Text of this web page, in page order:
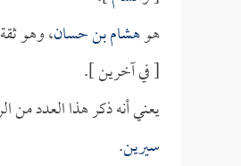
هوهشام بن حسان، وهو
[ في آخرين ].
يعني أنه ذكر هذا العدد من
سيرين.